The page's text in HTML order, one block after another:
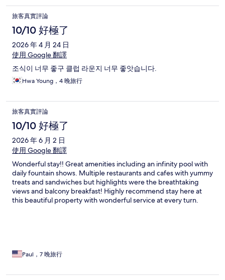
旅客真實評論
10/10 好極了
2026 年 4 月 24 日
使用 Google 翻譯
조식이 너무 좋구 클럽 라운지 너무 좋앗습니다.
Hwa Young，4 晚旅行
旅客真實評論
10/10 好極了
2026 年 6 月 2 日
使用 Google 翻譯
Wonderful stay!! Great amenities including an infinity pool with
daily fountain shows. Multiple restaurants and cafes with yummy
treats and sandwiches but highlights were the breathtaking
views and balcony breakfast! Highly recommend stay here at
this beautiful property with wonderful service at every turn.
Paul，7 晚旅行